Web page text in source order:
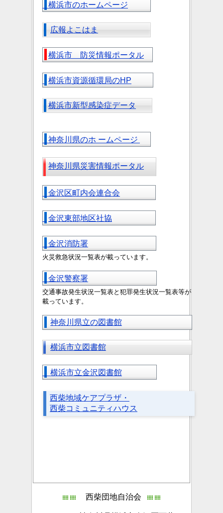
横浜市のホームページ
広報よこはま
横浜市 防災情報ポータル
横浜市資源循環局のHP
横浜市新型感染症データ
神奈川県のホ ームページ
神奈川県災害情報ポータル
金沢区町内会連合会
金沢東部地区社協
金沢消防署
火災救急状況一覧表が載っています。
金沢警察署
交通事故発生状況一覧表と 犯罪発生状況一覧表等が
載っています。
神奈川県立の図書館
横浜市立図書館
横浜市立金沢図書館
西柴地域ケアプラザ・
西柴コミュニティハウス
西柴団地自治会